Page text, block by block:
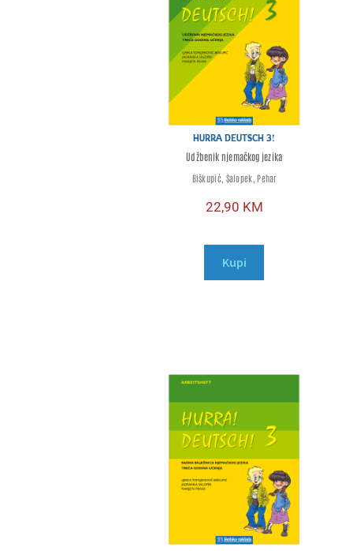
HURRA DEUTSCH 3!
Udžbenik njemačkog jezika
Biškupić, Salopek, Pehar
22,90 KM
Kupi